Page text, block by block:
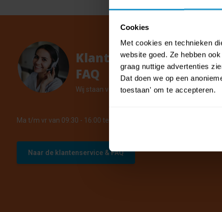
Cookies
Met cookies en technieken
website goed. Ze hebben
graag nuttige advertenties
Dat doen we op een
toestaan' om te accepteren.
Klantenservice &
FAQ
Wij staan voor u klaar.
Ma t/m vr van 09:30 - 16:00 telefonisch +31 (0)13 785 62 41
Naar de klantenservice & FAQ